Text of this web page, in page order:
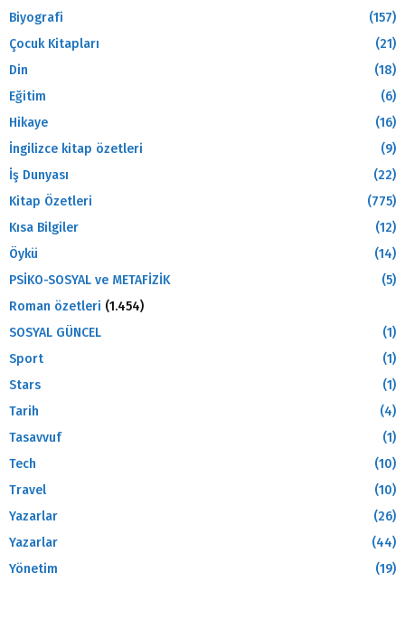
Biyografi
(157)
Çocuk Kitapları
(21)
Din
(18)
Eğitim
(6)
Hikaye
(16)
İngilizce kitap özetleri
(9)
İş Dunyası
(22)
Kitap Özetleri
(775)
Kısa Bilgiler
(12)
Öykü
(14)
PSİKO-SOSYAL ve METAFİZİK
(5)
Roman özetleri (1.454)
SOSYAL GÜNCEL
(1)
Sport
(1)
Stars
(1)
Tarih
(4)
Tasavvuf
(1)
Tech
(10)
Travel
(10)
Yazarlar
(26)
Yazarlar
(44)
Yönetim
(19)